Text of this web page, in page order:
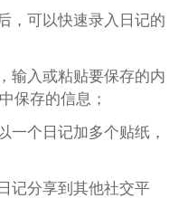
，可以快速录入日记的
输入或粘贴要保存的内
保存的信息；
一个日记加多个贴纸，
记分享到其他社交平